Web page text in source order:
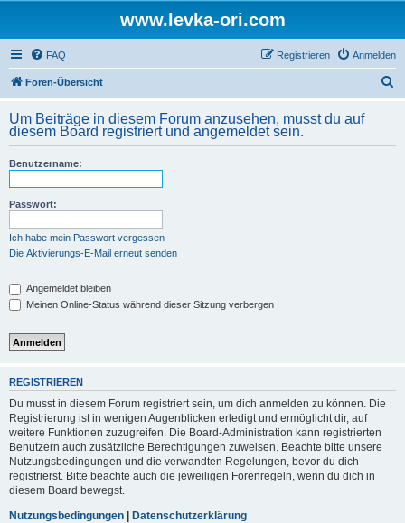
www.levka-ori.com
FAQ Anmelden
Registrieren
Foren-Übersicht
h
Um Beiträge in diesem Forum anzusehen, musst du auf
diesem Board registriert und angemeldet sein.
Benutzername:
Passwort:
Ich habe mein Passwort vergessen
Die Aktivierungs-E-Mail erneut senden
Angemeldet bleiben
Meinen Online-Status während dieser Sitzung verbergen
REGISTRIEREN
Du musst in diesem Forum registriert sein, um dich anmelden zu können. Die
Registrierung ist in wenigen Augenblicken erledigt und ermöglicht dir, auf
weitere Funktionen zuzugreifen. Die Board-Administration kann registrierten
Benutzern auch zusätzliche Berechtigungen zuweisen. Beachte bitte unsere
Nutzungsbedingungen und die verwandten Regelungen, bevor du dich
registrierst. Bitte beachte auch die jeweiligen Forenregeln, wenn du dich in
diesem Board bewegst.
Nutzungsbedingungen | Datenschutzerklärung